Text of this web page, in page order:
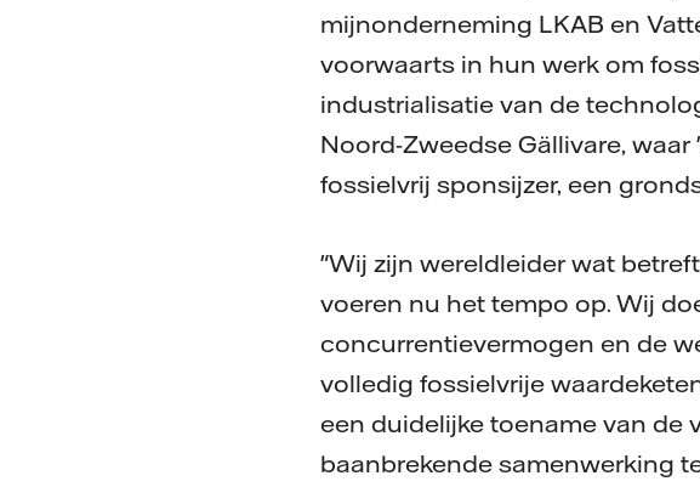
mijnonderneming LKAB en
voorwaarts in hun werk om
industrialisatie van de
Noord-Zweedse Gällivare,
fossielvrij sponsijzer, een
"Wij zijn wereldleider wat
voeren nu het tempo op. Wij
concurrentievermogen en de
volledig fossielvrije
een duidelijke toename van de
baanbrekende samenwerking